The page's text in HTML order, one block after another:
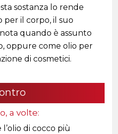
sostanza lo rende
per il corpo, il suo
quando è assunto
oppure come olio per
di cosmetici.
a volte:
di cocco più